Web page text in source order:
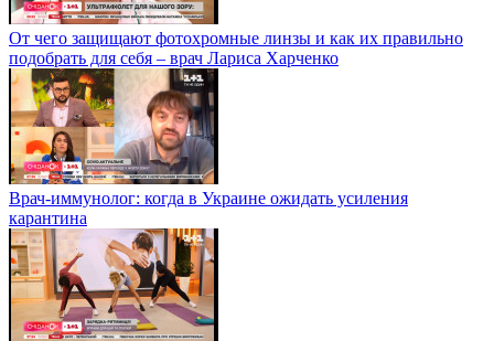
От чего защищают фотохромные линзы и как их правильно
подобрать для себя – врач Лариса Харченко
Врач-иммунолог: когда в Украине ожидать усиления
карантина